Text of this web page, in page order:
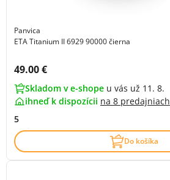
Panvica
ETA Titanium II 6929 90000 čierna
Cena s DPH:
49.00 €
Skladom v e-shope u vás už 11. 8.
ihneď k dispozícii na 8 predajniach
5
Do košíka